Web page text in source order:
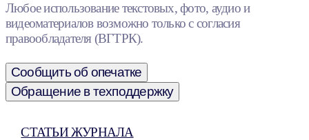
Любое использование текстовых, фото, аудио и
видеоматериалов возможно только с согласия
правообладателя (ВГТРК).
Сообщить об опечатке
Обращение в техподдержку
СТАТЬИ ЖУРНАЛА